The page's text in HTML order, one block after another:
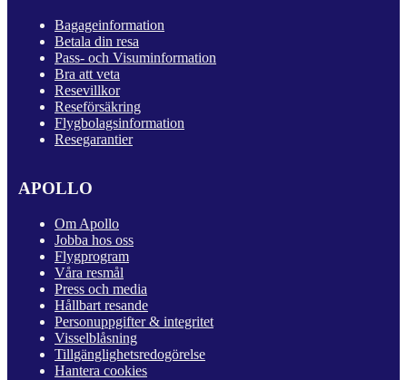
Bagageinformation
Betala din resa
Pass- och Visuminformation
Bra att veta
Resevillkor
Reseförsäkring
Flygbolagsinformation
Resegarantier
APOLLO
Om Apollo
Jobba hos oss
Flygprogram
Våra resmål
Press och media
Hållbart resande
Personuppgifter & integritet
Visselblåsning
Tillgänglighetsredogörelse
Hantera cookies